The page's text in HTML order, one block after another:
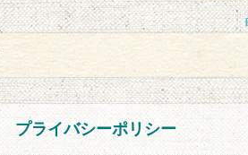
プライバシーポリシー